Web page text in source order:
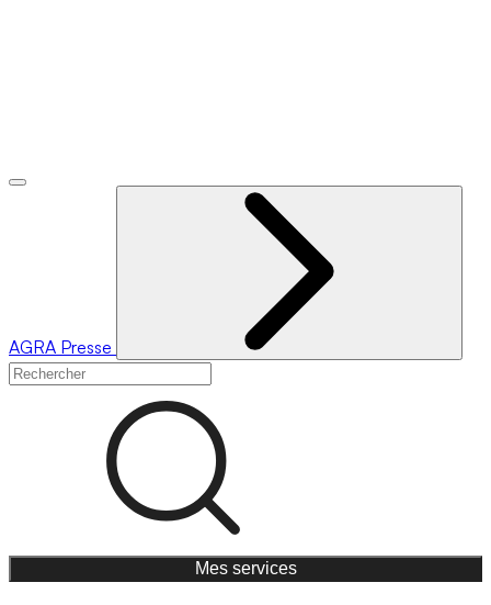
AGRA Presse
Mes services